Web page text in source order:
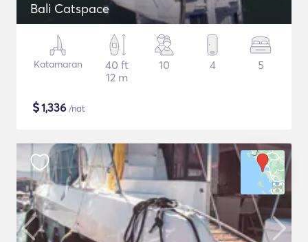
Bali Catspace
Katamaran
40 ft
12 m
10 4 5
$1,336 /nat